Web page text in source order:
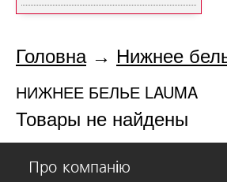
Головна→ Нижнее
НИЖНЕЕ БЕЛЬЕ LAUMA
Товары не найдены
Про компанію